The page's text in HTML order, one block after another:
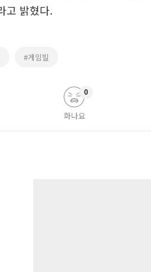
고 밝혔다.
#게임빌
화나요
0